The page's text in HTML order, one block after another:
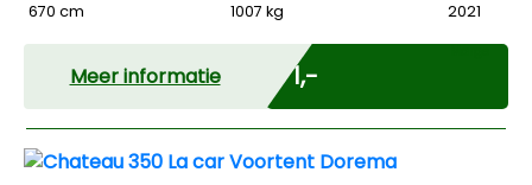
670 cm
1007 kg
2021
Meer informatie € 1,-